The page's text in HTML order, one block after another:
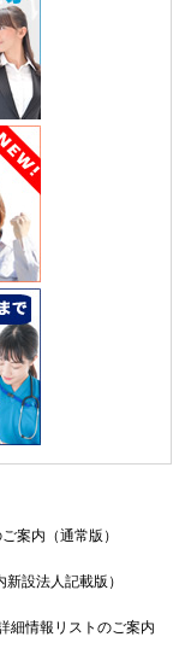
案内（通常版）
設法人記載版）
細情報リストのご案内